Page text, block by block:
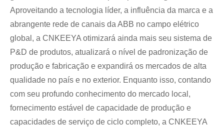
Aproveitando a tecnologia líder, a influência da marca e a
abrangente rede de canais da ABB no campo elétrico
global, a CNKEEYA otimizará ainda mais seu sistema de
P&D de produtos, atualizará o nível de padronização de
produção e fabricação e expandirá os mercados de alta
qualidade no país e no exterior. Enquanto isso, contando
com seu profundo conhecimento do mercado local,
fornecimento estável de capacidade de produção e
capacidades de serviço de ciclo completo, a CNKEEYA